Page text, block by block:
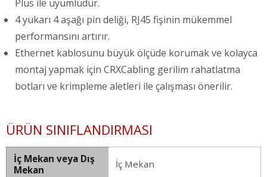
Plus ile uyumludur.
4 yukarı 4 aşağı pin deliği, RJ45 fişinin mükemmel
performansını artırır.
Ethernet kablosunu büyük ölçüde korumak ve kolayca
montaj yapmak için CRXCabling gerilim rahatlatma
botları ve krimpleme aletleri ile çalışması önerilir.
ÜRÜN SINIFLANDIRMASI
İç Mekan veya Dış
Mekan
İç Mekan